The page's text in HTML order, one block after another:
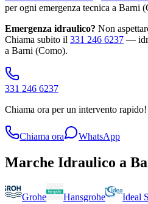
per ogni emergenza tecnica a Barni
Emergenza idraulico? Non
Chiama subito il 331 246 6237 —
a Barni (Como).
331 246 6237
Chiama ora per un intervento rapido!
Chiama ora WhatsApp
Marche Idraulico a
Grohe Hansgrohe Ideal